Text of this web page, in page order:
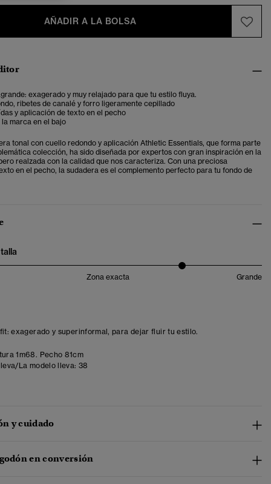
AÑADIR A LA BOLSA
exagerado y muy relajado para que tu estilo fluya.
ribetes de canalé y forro ligeramente cepillado
y aplicación de texto en el pecho
marca en el bajo
tonal con cuello redondo y aplicación Athletic Essentials, que forma parte
colección, ha sido diseñada por expertos con gran inspiración en la
realzada con la calidad que nos caracteriza. Con una preciosa
en el pecho, la sudadera es el complemento perfecto para tu fondo de
Zona exacta Grande
exagerado y superinformal, para dejar fluir tu estilo.
1m68. Pecho 81cm
La modelo lleva: 38
y cuidado
en conversión